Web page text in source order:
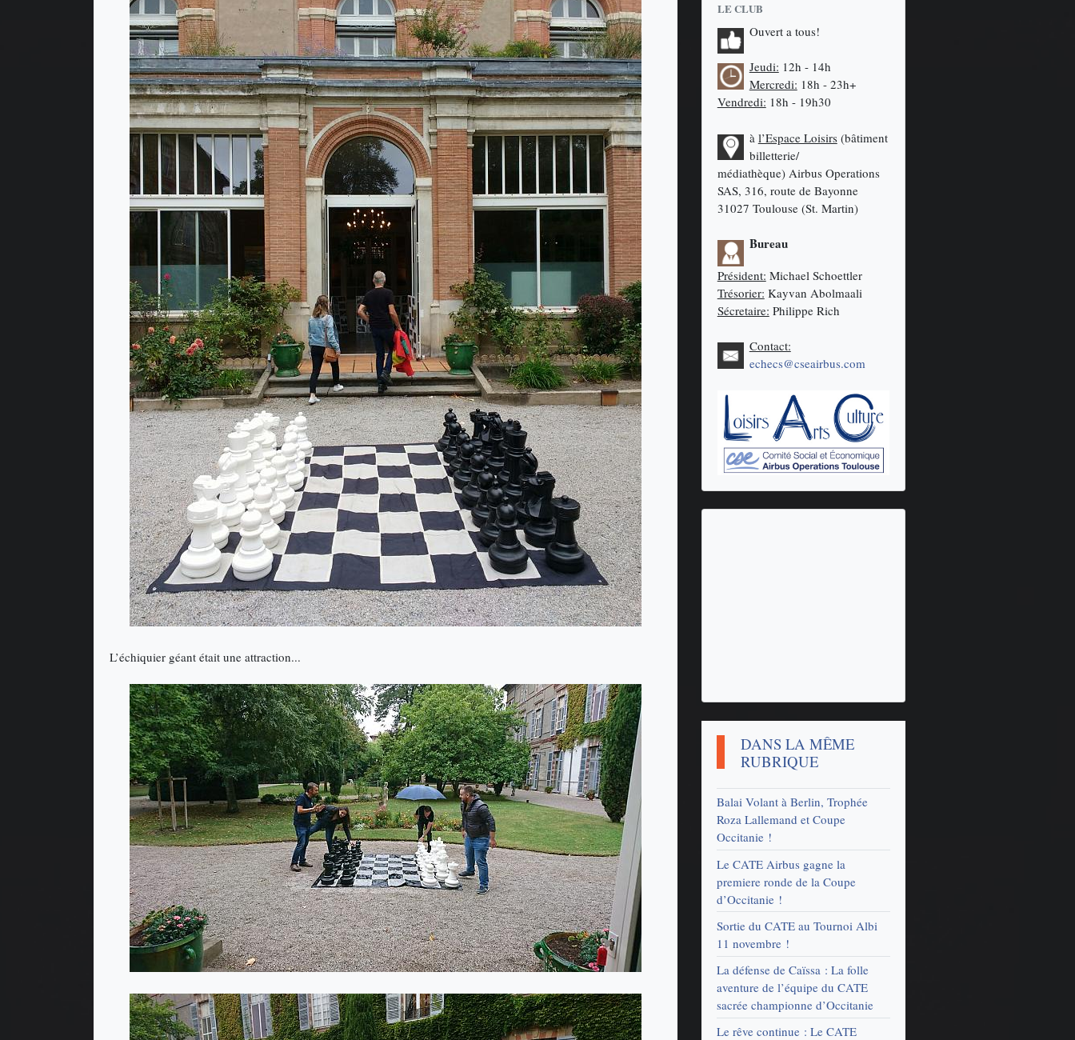
L’échiquier géant était une attraction...
LE CLUB
Ouvert a tous!
Jeudi: 12h - 14h
Mercredi: 18h - 23h+
Vendredi: 18h - 19h30
à l’Espace Loisirs(bâtiment
billetterie/
médiathèque) Airbus Operations
SAS, 316, route de Bayonne
31027 Toulouse (St. Martin)
Bureau
Président: Michael Schoettler
Trésorier: Kayvan Abolmaali
Sécretaire: Philippe Rich
Contact:
echecs@cseairbus.com
DANS LA MÊME
RUBRIQUE
Balai Volant à Berlin, Trophée
Roza Lallemand et Coupe
Occitanie !
Le CATE Airbus gagne la
premiere ronde de la Coupe
d’Occitanie !
Sortie du CATE au Tournoi Albi
11 novembre !
La défense de Caïssa : La folle
aventure de l’équipe du CATE
sacrée championne d’Occitanie
Le rêve continue : Le CATE